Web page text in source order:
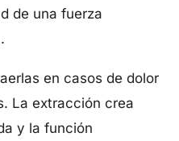
de una fuerza
en casos de dolor
La extracción crea
y la función